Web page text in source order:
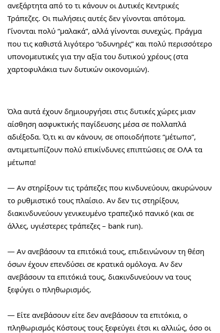
ανεξάρτητα από το τι κάνουν οι Δυτικές Κεντρικές
Τράπεζες. Οι πωλήσεις αυτές δεν γίνονται απότομα.
Γίνονται πολύ “μαλακά”, αλλά γίνονται συνεχώς. Πράγμα
που τις καθιστά λιγότερο “οδυνηρές” και πολύ περισσότερο
υπονομευτικές για την αξία του δυτικού χρέους (στα
χαρτοφυλάκια των δυτικών οικονομιών).
Όλα αυτά έχουν δημιουργήσει στις δυτικές χώρες μιαν
αίσθηση ασφυκτικής παγίδευσης μέσα σε πολλαπλά
αδιέξοδα. Ό,τι κι αν κάνουν, σε οποιοδήποτε “μέτωπο”,
αντιμετωπίζουν πολύ επικίνδυνες επιπτώσεις σε ΟΛΑ τα
μέτωπα!
— Αν στηρίξουν τις τράπεζες που κινδυνεύουν, ακυρώνουν
το ρυθμιστικό τους πλαίσιο. Αν δεν τις στηρίξουν,
διακινδυνεύουν γενικευμένο τραπεζικό πανικό (και σε
άλλες, υγιέστερες τράπεζες – bank run).
— Aν ανεβάσουν τα επιτόκιά τους, επιδεινώνουν τη θέση
όσων έχουν επενδύσει σε κρατικά ομόλογα. Αν δεν
ανεβάσουν τα επιτόκιά τους, διακινδυνεύουν να τους
ξεφύγει ο πληθωρισμός.
— Είτε ανεβάσουν είτε δεν ανεβάσουν τα επιτόκια, ο
πληθωρισμός Κόστους τους ξεφεύγει έτσι κι αλλιώς, όσο οι